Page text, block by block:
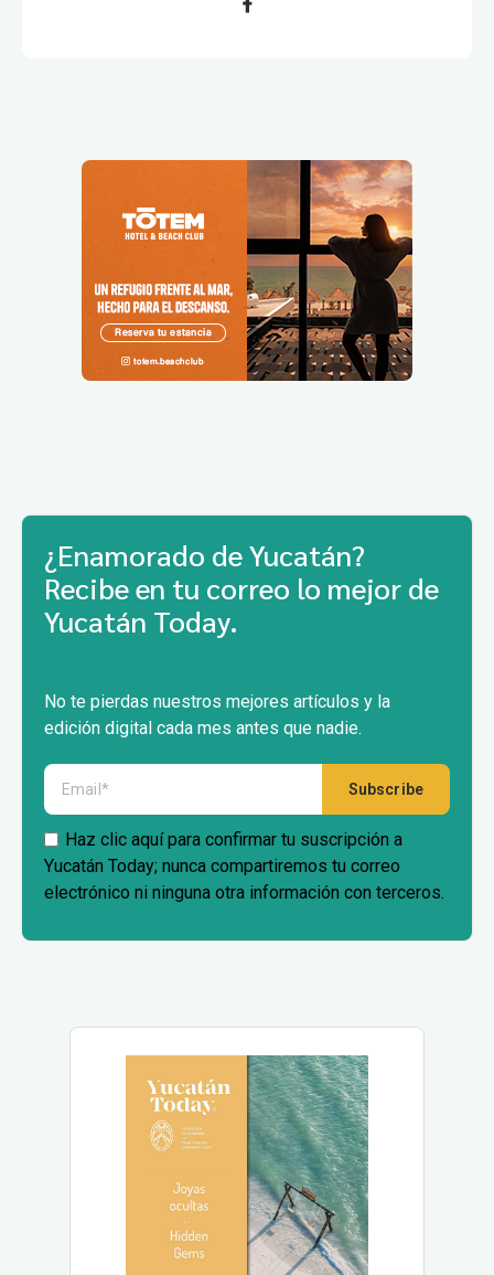
¿Enamorado de Yucatán?
Recibe en tu correo lo mejor de
Yucatán Today.
No te pierdas nuestros mejores artículos y la
edición digital cada mes antes que nadie.
Haz clic aquí para confirmar tu suscripción a
Yucatán Today; nunca compartiremos tu correo
electrónico ni ninguna otra información con terceros.